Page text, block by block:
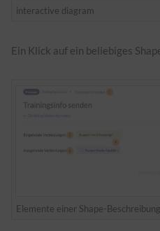
interactive diagram
Ein Klick auf ein beliebiges
Elemente einer Shape-